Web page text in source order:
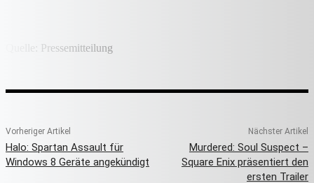
Quelle: Pressemitteilung
Vorheriger Artikel
Halo: Spartan Assault für
Windows 8 Geräte angekündigt
Nächster Artikel
Murdered: Soul Suspect –
Square Enix präsentiert den
ersten Trailer